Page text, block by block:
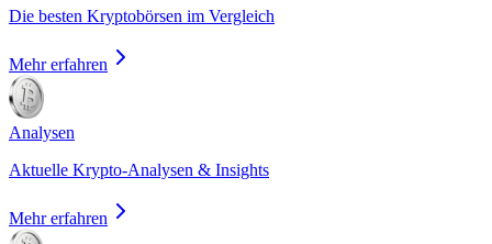
Die besten Kryptobörsen im Vergleich
Mehr erfahren
Analysen
Aktuelle Krypto-Analysen & Insights
Mehr erfahren